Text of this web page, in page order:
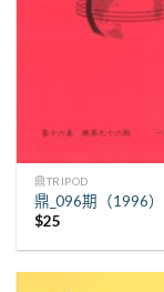
鼎TRIPOD
鼎_096期（1996）
$25